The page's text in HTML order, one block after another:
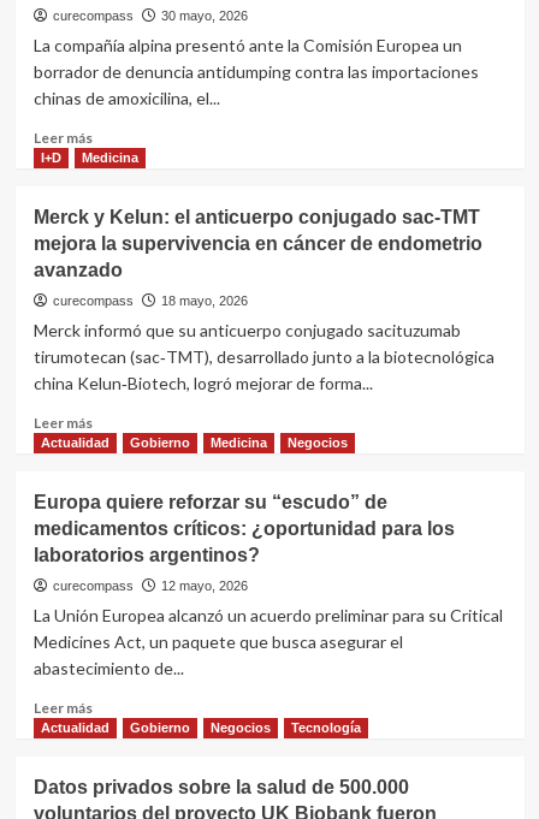
de
Akeso
y
Summit
reduce
34%
riesgo
de
muerte
cáncer
de
pulmón
curecompass 30 mayo, 2026
La compañía alpina presentó ante la Comisión Europea un
borrador de denuncia antidumping contra las importaciones
chinas de amoxicilina, el...
Leer másLeer
más
suiza
Sandoz
denuncia
a
ante
la
UE
“matar”
la
europea
de
antibióticos
I+D Medicina
Merck y Kelun: el anticuerpo conjugado sac-TMT
mejora la supervivencia en cáncer de endometrio
avanzado
curecompass 18 mayo, 2026
Merck informó que su anticuerpo conjugado sacituzumab
tirumotecan (sac‑TMT), desarrollado junto a la biotecnológica
china Kelun‑Biotech, logró mejorar de forma...
Leer másLeer
más
y
Kelun:
el
anticuerpo
sac-
TMT
mejora
supervivencia
en
de
endometrio
Actualidad Gobierno Medicina Negocios
Europa quiere reforzar su “escudo” de
medicamentos críticos: ¿oportunidad para los
laboratorios argentinos?
curecompass 12 mayo, 2026
La Unión Europea alcanzó un acuerdo preliminar para su Critical
Medicines Act, un paquete que busca asegurar el
abastecimiento de...
Leer másLeer
más
quiere
Actualidad Gobierno Negocios Tecnología
Datos privados sobre la salud de 500.000
voluntarios del proyecto UK Biobank fueron